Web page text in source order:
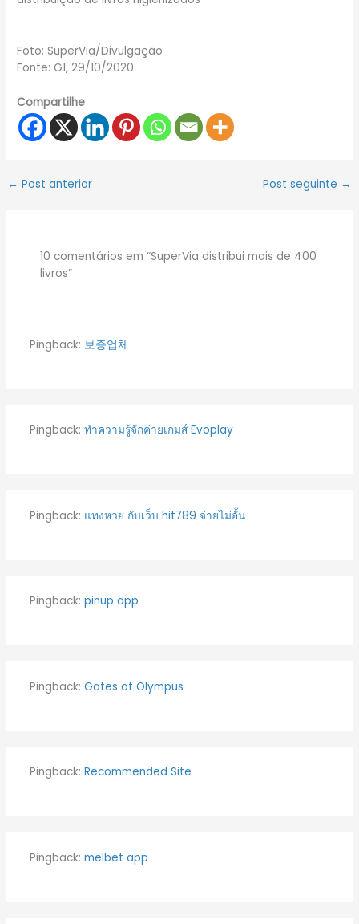
Foto: SuperVia/Divulgação
Fonte: G1, 29/10/2020
Compartilhe
← Post anterior Post seguinte →
10 comentários em “SuperVia distribui mais de 400
livros”
Pingback: 보증업체
Pingback: ทำความรู้จักค่ายเกมส์ Evoplay
Pingback: แทงหวย กับเว็บ hit789 จ่ายไม่อั้น
Pingback: pinup app
Pingback: Gates of Olympus
Pingback: Recommended Site
Pingback: melbet app